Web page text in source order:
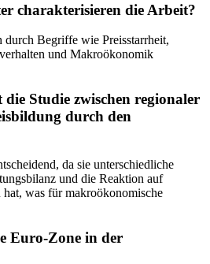
charakterisieren die Arbeit?
Begriffe wie Preisstarrheit,
und Makroökonomik
Studie zwischen regionaler
durch den
da sie unterschiedliche
und die Reaktion auf
hat, was für makroökonomische
Euro-Zone in der